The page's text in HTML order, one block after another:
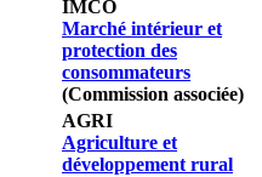
IMCO
Marché intérieur et
protection des
consommateurs
(Commission associée)
AGRI
Agriculture et
développement rural